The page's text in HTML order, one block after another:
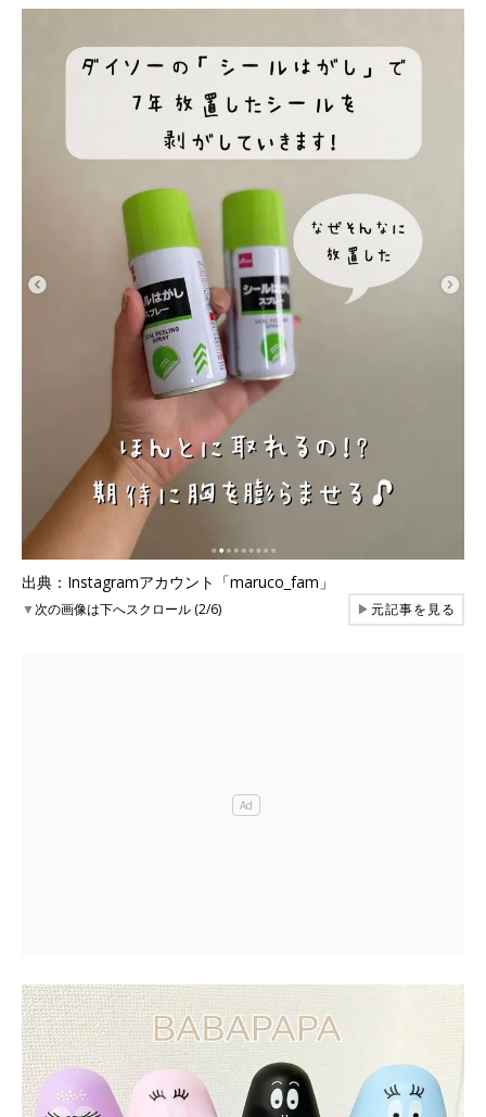
出典：Instagramアカウント「maruco_fam」
▼次の画像は下へスクロール (2/6) ▶元記事を見る